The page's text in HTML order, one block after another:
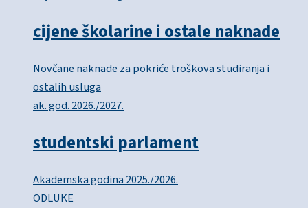
cijene školarine i ostale naknade
Novčane naknade za pokriće troškova studiranja i
ostalih usluga
ak. god. 2026./2027.
studentski parlament
Akademska godina 2025./2026.
ODLUKE